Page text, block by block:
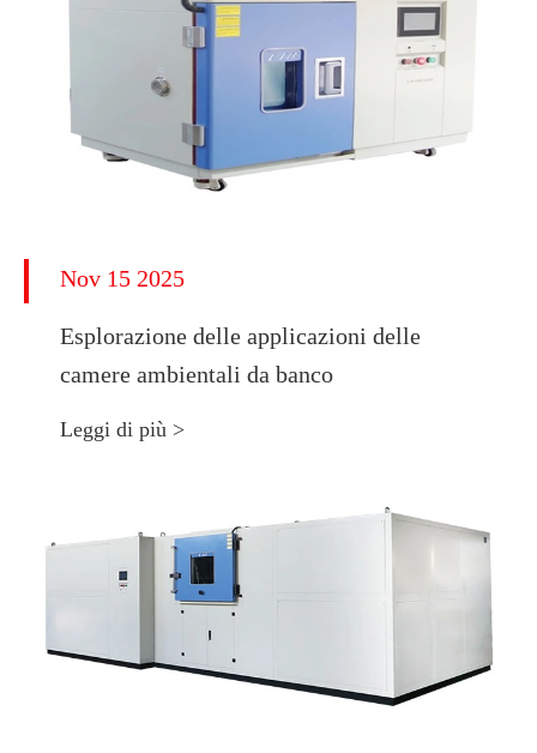
Nov 15 2025
Esplorazione delle applicazioni delle
camere ambientali da banco
Leggi di più >